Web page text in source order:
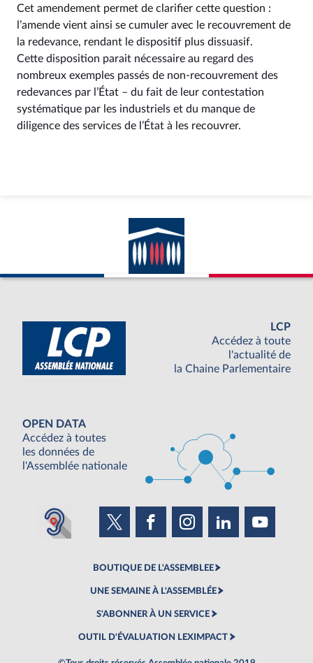
Cet amendement permet de clarifier cette question :
l’amende vient ainsi se cumuler avec le recouvrement de
la redevance, rendant le dispositif plus dissuasif.
Cette disposition parait nécessaire au regard des
nombreux exemples passés de non-recouvrement des
redevances par l’État – du fait de leur contestation
systématique par les industriels et du manque de
diligence des services de l’État à les recouvrer.
LCP
Accédez à toute
l'actualité de
la Chaine Parlementaire
OPEN DATA
Accédez à toutes
les données de
l'Assemblée nationale
BOUTIQUE DE L'ASSEMBLEE
UNE SEMAINE À L'ASSEMBLÉE
S'ABONNER À UN SERVICE
OUTIL D'ÉVALUATION LEXIMPACT